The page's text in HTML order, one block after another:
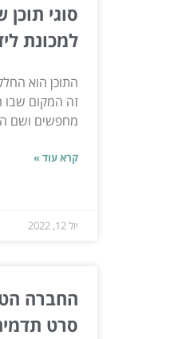
סוגי
למכונת
התוכן הוא
זה המקום שבו
מחפשים ושם
קרא עוד »
יול 12, 2022
החברה
סרט